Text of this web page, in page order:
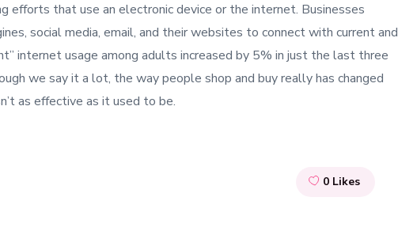
efforts that use an electronic device or the internet. Businesses
social media, email, and their websites to connect with current and
internet usage among adults increased by 5% in just the last three
we say it a lot, the way people shop and buy really has changed
as effective as it used to be.
0 Likes